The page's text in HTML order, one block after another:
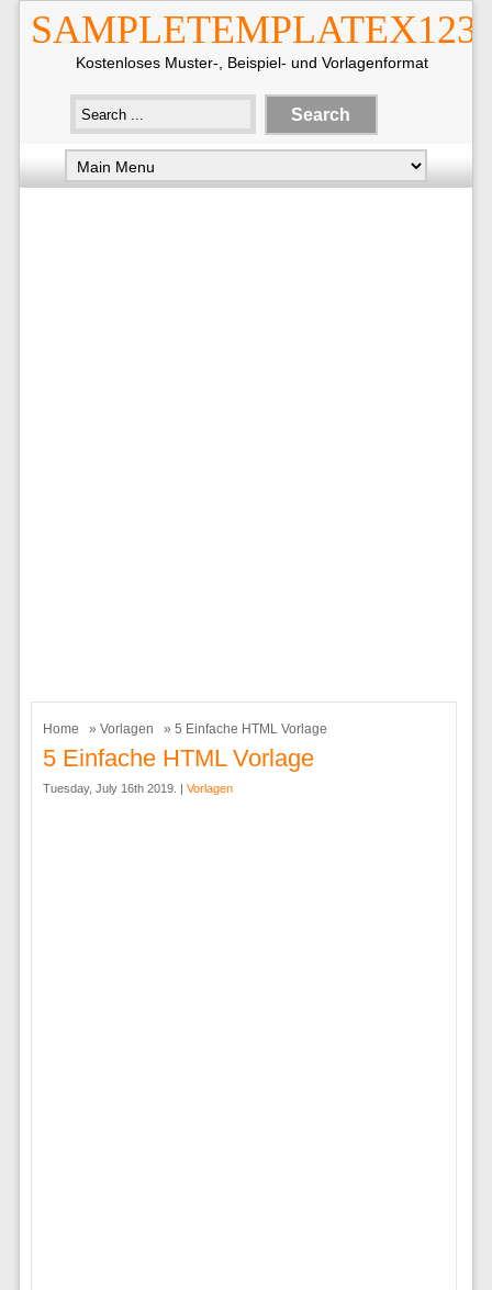
Kostenloses Muster-, Beispiel- und Vorlagenformat
Home » Vorlagen » 5 Einfache HTML Vorlage
5 Einfache HTML Vorlage
Tuesday, July 16th 2019. | Vorlagen